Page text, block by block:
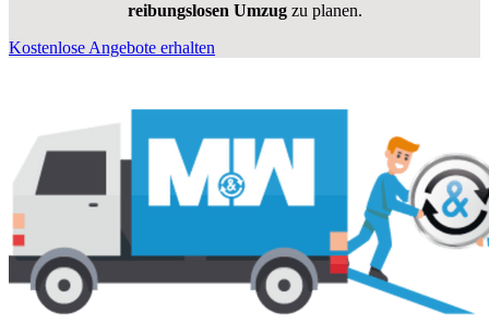
reibungslosen Umzugzu planen.
Kostenlose Angebote erhalten